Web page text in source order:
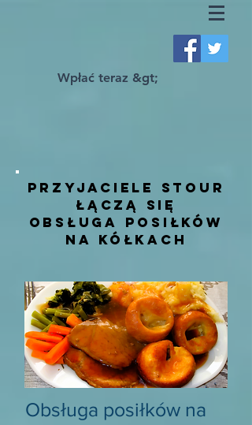
Wpłać teraz &gt;
Przyjaciele stour
łączą się
obsługa posiłków
na kółkach
Obsługa posiłków na